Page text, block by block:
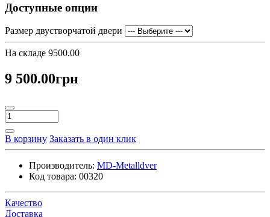
Доступные опции
Размер двустворчатой двери
На складе 9500.00
9 500.00грн
В корзину Заказать в один клик
Производитель: MD-Metalldver
Код товара: 00320
Качество
Доставка